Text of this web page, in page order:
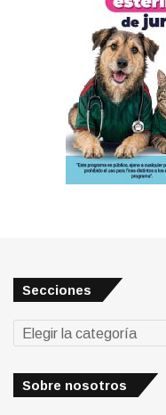
Secciones
Secciones
Sobre nosotros